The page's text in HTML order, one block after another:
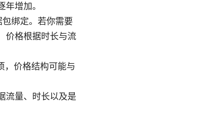
增加。
绑定。若你需要
价格根据时长与流
，价格结构可能与
流量、时长以及是